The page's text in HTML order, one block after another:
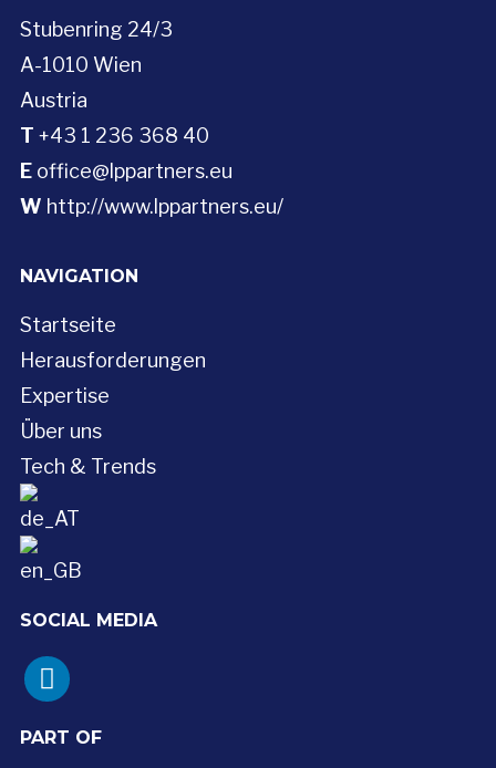
Stubenring 24/3
A-1010 Wien
Austria
T +43 1 236 368 40
Eoffice@lppartners.eu
W http://www.lppartners.eu/
NAVIGATION
Startseite
Herausforderungen
Expertise
Über uns
Tech & Trends
SOCIAL MEDIA
linkedin
PART OF